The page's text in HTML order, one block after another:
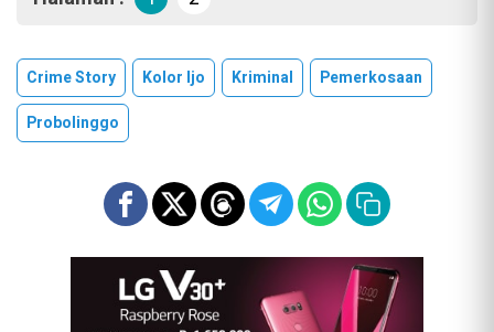
Crime Story Kolor Ijo Kriminal
Pemerkosaan
Probolinggo